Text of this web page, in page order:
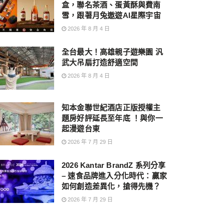
盒，聯名茶酒、蛋黃酥與費南
雪，跟著月兔遨遊AI星際宇宙
2026 年 8 月 4 日
全台最大！高雄親子遊樂園 汎
武大吊扇打造舒適空間
2026 年 8 月 4 日
知本金聯世紀酒店正版授權主
題房好評延長至年底 ！與你一
起漫遊台東
2026 年 7 月 29 日
2026 Kantar BrandZ 系列分享
– 速食品牌進入分化時代：贏家
如何創造差異化，搶得先機？
2026 年 7 月 29 日